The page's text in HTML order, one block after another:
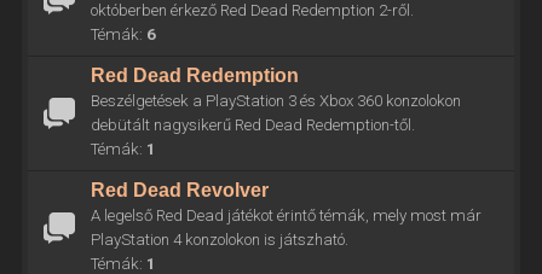
októberben érkező Red Dead Redemption 2-ről.
Témák: 6
Red Dead Redemption
Beszélgetések a PlayStation 3 és Xbox 360 konzolokon
debütált nagysikerű Red Dead Redemption-től.
Témák: 1
Red Dead Revolver
A legelső Red Dead játékot érintő témák, mely most már
PlayStation 4 konzolokon is játszható.
Témák: 1